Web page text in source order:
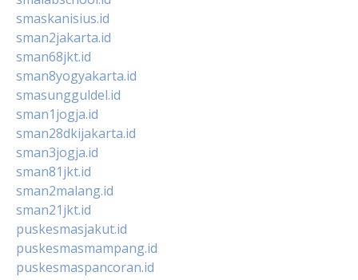
smaskanisius.id
sman2jakarta.id
sman68jkt.id
sman8yogyakarta.id
smasungguldel.id
sman1jogja.id
sman28dkijakarta.id
sman3jogja.id
sman81jkt.id
sman2malang.id
sman21jkt.id
puskesmasjakut.id
puskesmasmampang.id
puskesmaspancoran.id